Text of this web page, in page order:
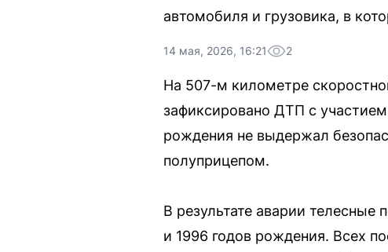
автомобиля и грузовика, в
14 мая, 2026, 16:21 2
На 507-м километре
зафиксировано ДТП с участием
рождения не выдержал
полуприцепом.
В результате аварии
и 1996 годов рождения. Всех